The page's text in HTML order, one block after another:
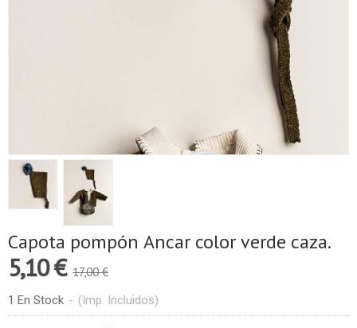
Capota pompón Ancar color verde caza.
5,10 € 17,00 €
1 En Stock - (Imp. Incluidos)